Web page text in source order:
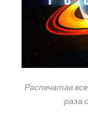
Распечатав
раза